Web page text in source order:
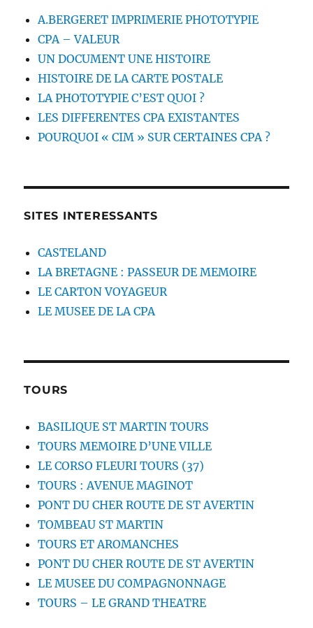
A.BERGERET IMPRIMERIE PHOTOTYPIE
CPA – VALEUR
UN DOCUMENT UNE HISTOIRE
HISTOIRE DE LA CARTE POSTALE
LA PHOTOTYPIE C’EST QUOI ?
LES DIFFERENTES CPA EXISTANTES
POURQUOI « CIM » SUR CERTAINES CPA ?
SITES INTERESSANTS
CASTELAND
LA BRETAGNE : PASSEUR DE MEMOIRE
LE CARTON VOYAGEUR
LE MUSEE DE LA CPA
TOURS
BASILIQUE ST MARTIN TOURS
TOURS MEMOIRE D’UNE VILLE
LE CORSO FLEURI TOURS (37)
TOURS : AVENUE MAGINOT
PONT DU CHER ROUTE DE ST AVERTIN
TOMBEAU ST MARTIN
TOURS ET AROMANCHES
PONT DU CHER ROUTE DE ST AVERTIN
LE MUSEE DU COMPAGNONNAGE
TOURS – LE GRAND THEATRE